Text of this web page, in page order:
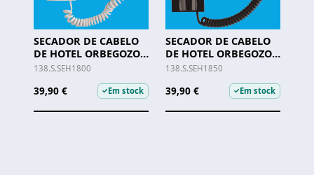
SECADOR DE CABELO
DE HOTEL ORBEGOZO -
SEH 1800
138.S.SEH1800
39,90 € ✓Em stock
SECADOR DE CABELO
DE HOTEL ORBEGOZO -
SEH 1850
138.S.SEH1850
39,90 € ✓Em stock